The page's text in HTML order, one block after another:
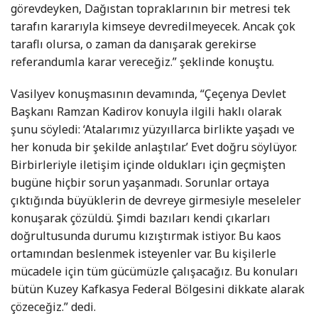
görevdeyken, Dağıstan topraklarının bir metresi tek
tarafın kararıyla kimseye devredilmeyecek. Ancak çok
taraflı olursa, o zaman da danışarak gerekirse
referandumla karar vereceğiz.” şeklinde konuştu.
Vasilyev konuşmasının devamında, “Çeçenya Devlet
Başkanı Ramzan Kadirov konuyla ilgili haklı olarak
şunu söyledi: ‘Atalarımız yüzyıllarca birlikte yaşadı ve
her konuda bir şekilde anlaştılar.’ Evet doğru söylüyor.
Birbirleriyle iletişim içinde oldukları için geçmişten
bugüne hiçbir sorun yaşanmadı. Sorunlar ortaya
çıktığında büyüklerin de devreye girmesiyle meseleler
konuşarak çözüldü. Şimdi bazıları kendi çıkarları
doğrultusunda durumu kızıştırmak istiyor. Bu kaos
ortamından beslenmek isteyenler var. Bu kişilerle
mücadele için tüm gücümüzle çalışacağız. Bu konuları
bütün Kuzey Kafkasya Federal Bölgesini dikkate alarak
çözeceğiz.” dedi.